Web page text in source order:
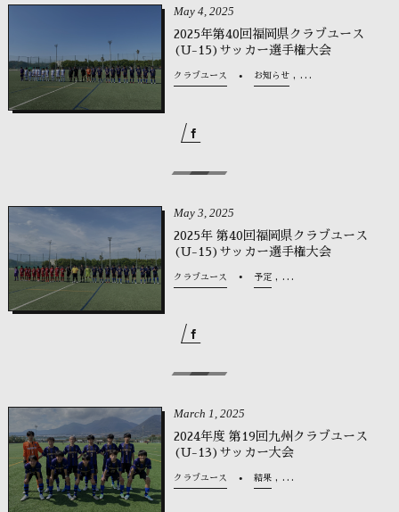
May 4,2025
2025年第40回福岡県クラブユース
(U-15)サッカー選手権大会
クラブユース お知らせ , …
May 3 ,2025
2025年 第40回福岡県クラブユース
(U-15)サッカー選手権大会
クラブユース 予定
March 1 ,2025
2024年度 第19回九州クラブユース
(U-13)サッカー大会
クラブユース 結果 , …